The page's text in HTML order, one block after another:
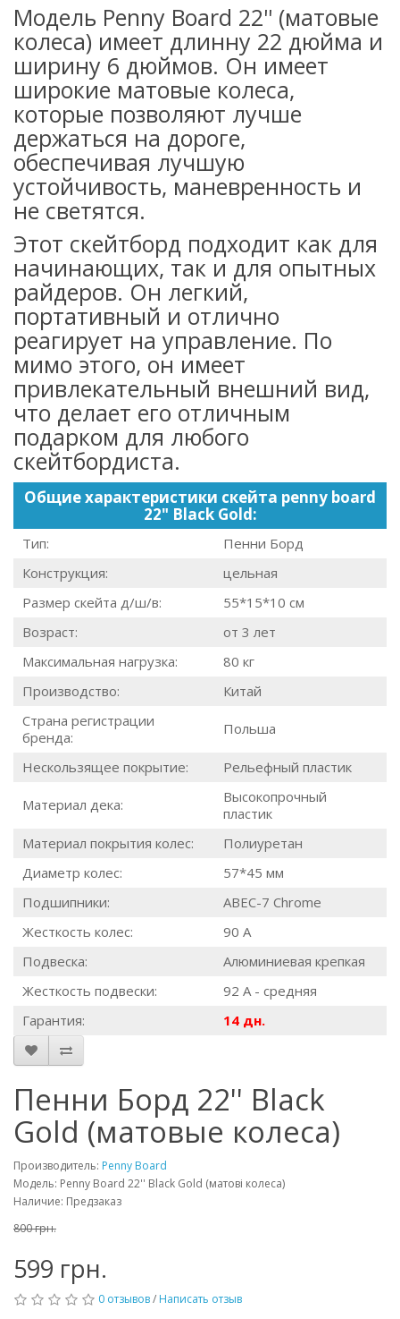
Модель Penny Board 22'' (матовые
колеса) имеет длинну 22 дюйма и
ширину 6 дюймов. Он имеет
широкие матовые колеса,
которые позволяют лучше
держаться на дороге,
обеспечивая лучшую
устойчивость, маневренность и
не светятся.
Этот скейтборд подходит как для
начинающих, так и для опытных
райдеров. Он легкий,
портативный и отлично
реагирует на управление. По
мимо этого, он имеет
привлекательный внешний вид,
что делает его отличным
подарком для любого
скейтбордиста.
Общие характеристики скейта penny board
22" Black Gold:
Тип:
Пенни Борд
Конструкция:
цельная
Размер скейта д/ш/в:
55*15*10 см
Возраст:
от 3 лет
Максимальная нагрузка:
80 кг
Производство:
Китай
Страна регистрации
бренда:
Польша
Нескользящее покрытие: Рельефный пластик
Материал дека:
Высокопрочный
пластик
Материал покрытия колес:
Полиуретан
Диаметр колес:
57*45 мм
Подшипники:
ABEC-7 Chrome
Жесткость колес:
90 А
Подвеска:
Алюминиевая крепкая
Жесткость подвески:
92 А - средняя
Гарантия:
14 дн.
Пенни Борд 22'' Black
Gold (матовые колеса)
Производитель: Penny Board
Модель: Penny Board 22'' Black Gold (матові колеса)
Наличие: Предзаказ
800 грн.
599 грн.
0 отзывов/ Написать отзыв